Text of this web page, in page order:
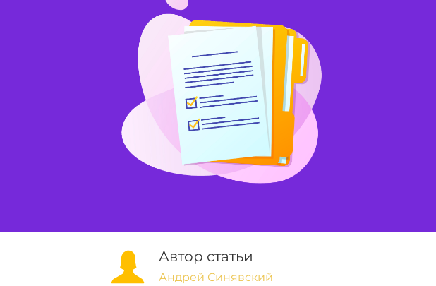
Автор статьи
Андрей Синявский